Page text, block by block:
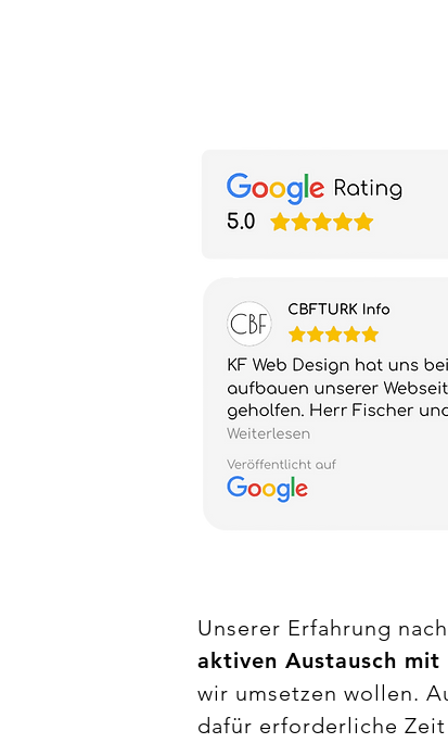
Unserer Erfahrung
aktiven Austausch mit
wir umsetzen wollen.
dafür erforderliche